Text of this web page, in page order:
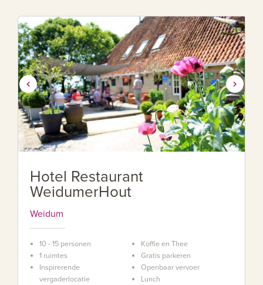
Hotel Restaurant
WeidumerHout
Weidum
10 - 15 personen
1 ruimtes
Inspirerende
vergaderlocatie
Koffie en Thee
Gratis parkeren
Openbaar vervoer
Lunch